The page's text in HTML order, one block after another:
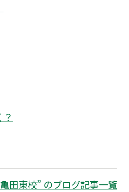
田東校” のブログ記事一覧